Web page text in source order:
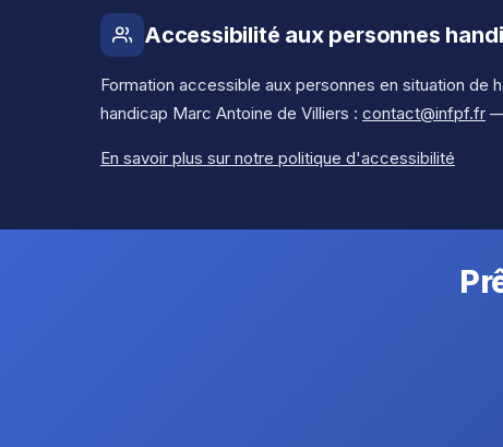
Accessibilité aux personnes
Formation accessible aux personnes en situation
handicap Marc Antoine de Villiers : contact@infpf.fr
En savoir plus sur notre politique d'accessibilité